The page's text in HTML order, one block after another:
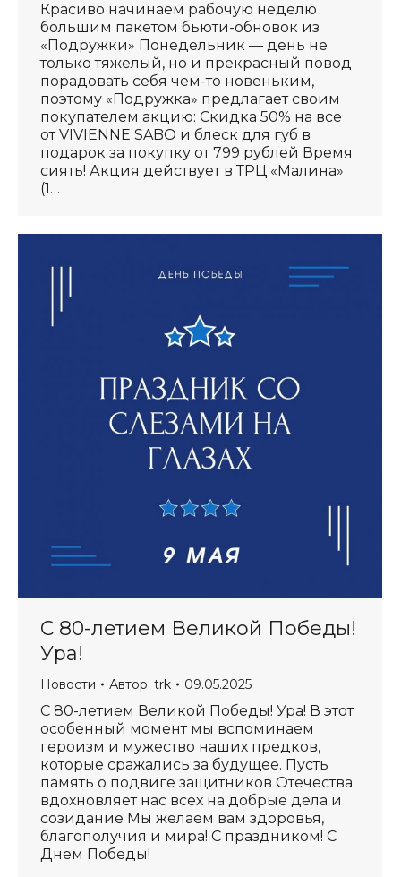
Красиво начинаем рабочую неделю
большим пакетом бьюти-обновок из
«Подружки» Понедельник — день не
только тяжелый, но и прекрасный повод
порадовать себя чем-то новеньким,
поэтому «Подружка» предлагает своим
покупателем акцию: Скидка 50% на все
от VIVIENNE SABO и блеск для губ в
подарок за покупку от 799 рублей Время
сиять! Акция действует в ТРЦ «Малина»
(1…
С 80-летием Великой Победы!
Ура!
Новости Автор: trk 09.05.2025
С 80-летием Великой Победы! Ура! В этот
особенный момент мы вспоминаем
героизм и мужество наших предков,
которые сражались за будущее. Пусть
память о подвиге защитников Отечества
вдохновляет нас всех на добрые дела и
созидание Мы желаем вам здоровья,
благополучия и мира! С праздником! С
Днем Победы!